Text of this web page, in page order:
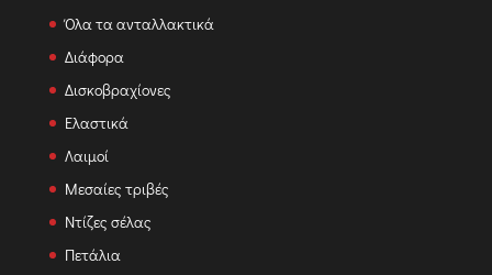
Όλα τα ανταλλακτικά
Διάφορα
Δισκοβραχίονες
Ελαστικά
Λαιμοί
Μεσαίες τριβές
Ντίζες σέλας
Πετάλια